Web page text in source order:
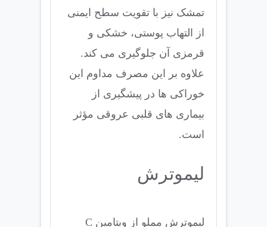
تمشک نیز با تقویت سطح ایمنی
از التهاب پوستی، خشکی و
قرمزی آن جلوگیری می کند.
علاوه بر این مصرف مداوم این
خوراکی ها در پیشگیری از
بیماری های قلبی عروقی مؤثر
است.
لیموترش
لیموترش مملو از ویتامین C